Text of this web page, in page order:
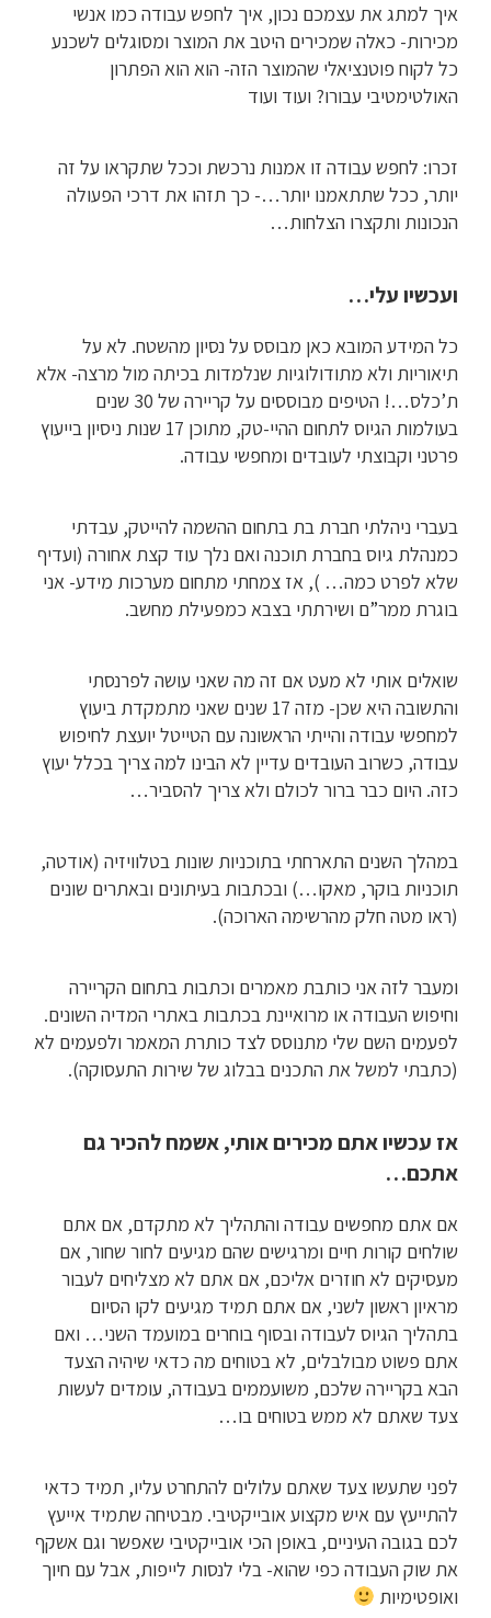
איך למתג את עצמכם נכון, איך לחפש עבודה כמו אנשי
מכירות- כאלה שמכירים היטב את המוצר ומסוגלים לשכנע
כל לקוח פוטנציאלי שהמוצר הזה- הוא הוא הפתרון
האולטימטיבי עבורו? ועוד ועוד
זכרו: לחפש עבודה זו אמנות נרכשת וככל שתקראו על זה
יותר, ככל שתתאמנו יותר…- כך תזהו את דרכי הפעולה
הנכונות ותקצרו הצלחות…
ועכשיו עלי…
כל המידע המובא כאן מבוסס על נסיון מהשטח. לא על
תיאוריות ולא מתודולוגיות שנלמדות בכיתה מול מרצה- אלא
ת’כלס…! הטיפים מבוססים על קריירה של 30 שנים
בעולמות הגיוס לתחום ההיי-טק, מתוכן 17 שנות ניסיון בייעוץ
פרטני וקבוצתי לעובדים ומחפשי עבודה.
בעברי ניהלתי חברת בת בתחום ההשמה להייטק, עבדתי
כמנהלת גיוס בחברת תוכנה ואם נלך עוד קצת אחורה (ועדיף
שלא לפרט כמה… ), אז צמחתי מתחום מערכות מידע- אני
בוגרת ממר”ם ושירתתי בצבא כמפעילת מחשב.
שואלים אותי לא מעט אם זה מה שאני עושה לפרנסתי
והתשובה היא שכן- מזה 17 שנים שאני מתמקדת ביעוץ
למחפשי עבודה והייתי הראשונה עם הטייטל יועצת לחיפוש
עבודה, כשרוב העובדים עדיין לא הבינו למה צריך בכלל יעוץ
כזה. היום כבר ברור לכולם ולא צריך להסביר…
במהלך השנים התארחתי בתוכניות שונות בטלוויזיה (אודטה,
תוכניות בוקר, מאקו…) ובכתבות בעיתונים ובאתרים שונים
(ראו מטה חלק מהרשימה הארוכה).
ומעבר לזה אני כותבת מאמרים וכתבות בתחום הקריירה
וחיפוש העבודה או מרואיינת בכתבות באתרי המדיה השונים.
לפעמים השם שלי מתנוסס לצד כותרת המאמר ולפעמים לא
(כתבתי למשל את התכנים בבלוג של שירות התעסוקה).
אז עכשיו אתם מכירים אותי, אשמח להכיר גם
אתכם…
אם אתם מחפשים עבודה והתהליך לא מתקדם, אם אתם
שולחים קורות חיים ומרגישים שהם מגיעים לחור שחור, אם
מעסיקים לא חוזרים אליכם, אם אתם לא מצליחים לעבור
מראיון ראשון לשני, אם אתם תמיד מגיעים לקו הסיום
בתהליך הגיוס לעבודה ובסוף בוחרים במועמד השני… ואם
אתם פשוט מבולבלים, לא בטוחים מה כדאי שיהיה הצעד
הבא בקריירה שלכם, משועממים בעבודה, עומדים לעשות
צעד שאתם לא ממש בטוחים בו…
לפני שתעשו צעד שאתם עלולים להתחרט עליו, תמיד כדאי
להתייעץ עם איש מקצוע אובייקטיבי. מבטיחה שתמיד אייעץ
לכם בגובה העיניים, באופן הכי אובייקטיבי שאפשר וגם אשקף
את שוק העבודה כפי שהוא- בלי לנסות לייפות, אבל עם חיוך
ואופטימיות